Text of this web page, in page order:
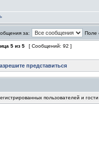
за: Поле
5 из 5 [ Сообщений: 92 ]
представиться
пользователей и